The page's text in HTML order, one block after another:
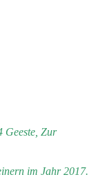
Geeste, Zur
im Jahr 2017.